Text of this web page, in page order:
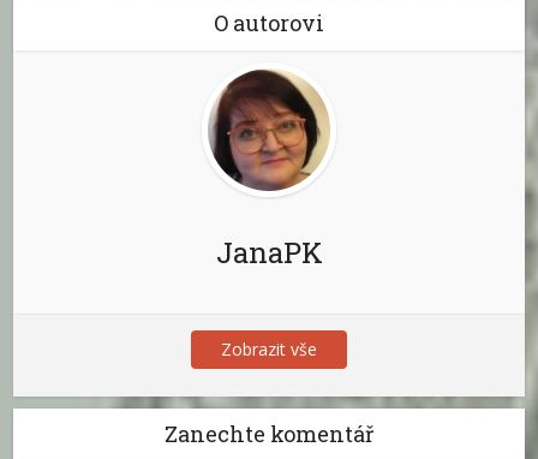
O autorovi
JanaPK
Zobrazit vše
Zanechte komentář